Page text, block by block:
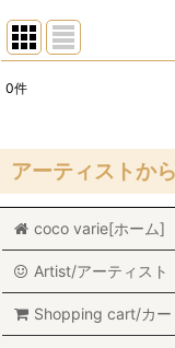
在庫あり
並び順:
0件
アーティストか
Stig Lindberg/スティ
Lisa Larson/リサ・ラ
Marianne Westman/
coco varie[ホーム]
Artist/アーティスト
Shopping cart/カー